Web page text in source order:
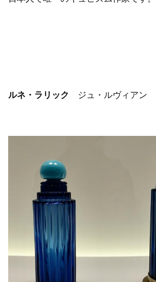
ルネ・ラリック ジュ・ルヴィアン